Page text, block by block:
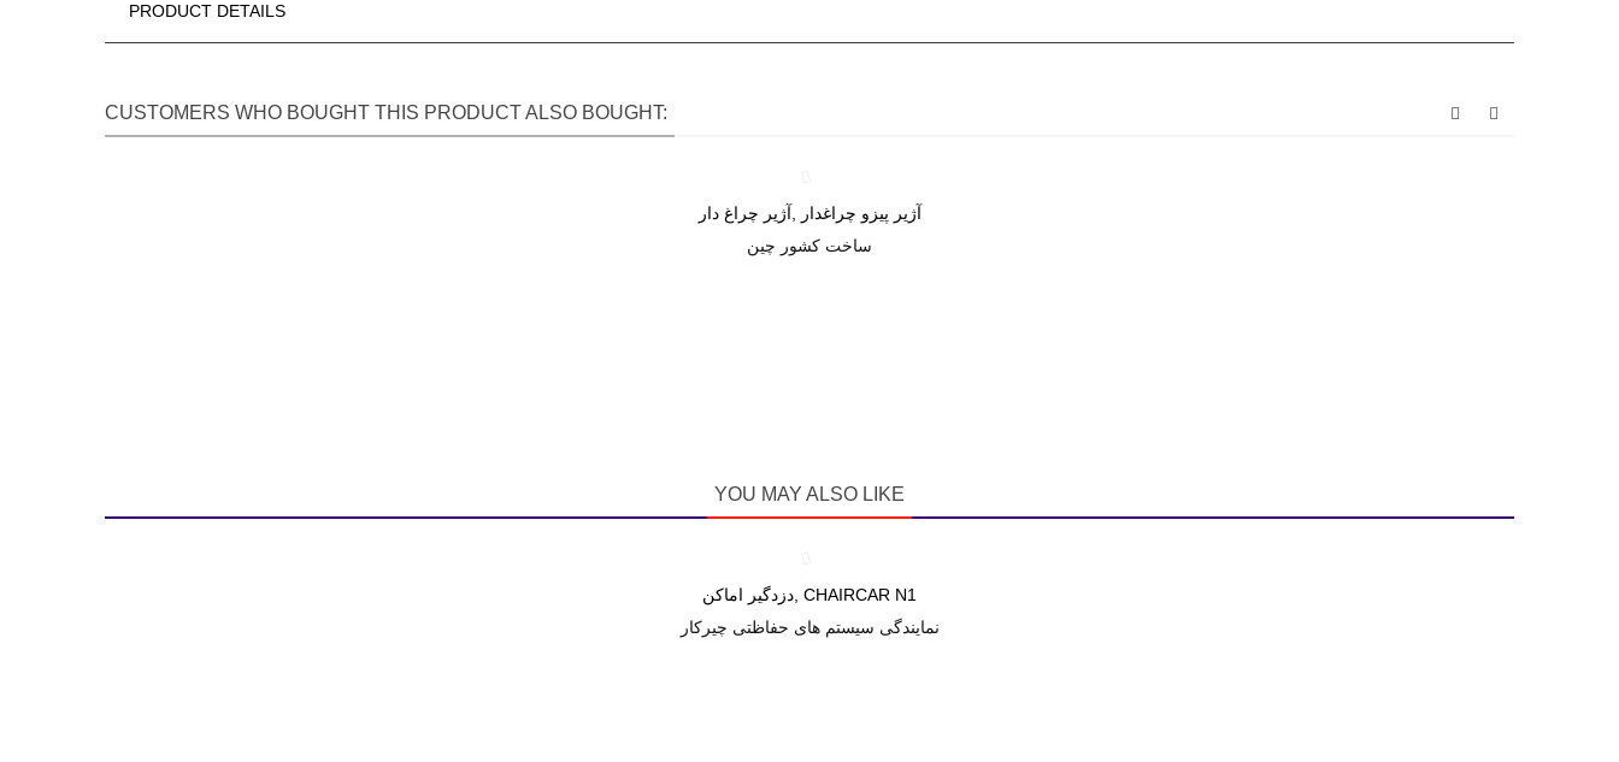
PRODUCT DETAILS
CUSTOMERS WHO BOUGHT THIS PRODUCT ALSO BOUGHT:
Love
آژیر پیزو چراغدار ,آژیر چراغ دار
ساخت کشور چین
YOU MAY ALSO LIKE
Love
دزدگیر اماکن, CHAIRCAR N1
نمایندگی سیستم های حفاظتی چیرکار